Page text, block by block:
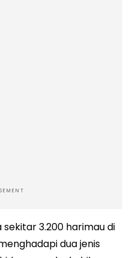
3.200 harimau di
dua jenis